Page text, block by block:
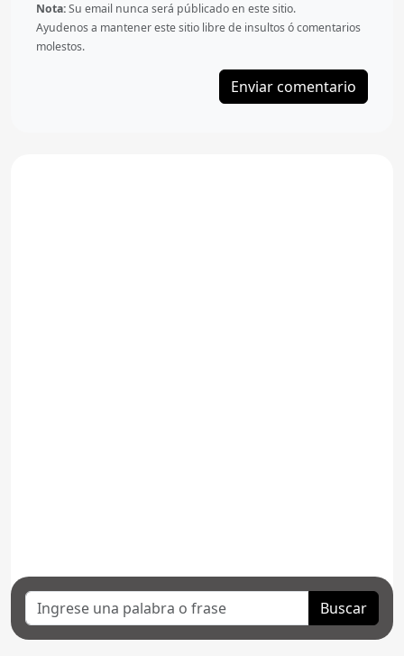
Nota:Su email nunca será públicado en este sitio.
Ayudenos a mantener este sitio libre de insultos ó comentarios
molestos.
Buscar